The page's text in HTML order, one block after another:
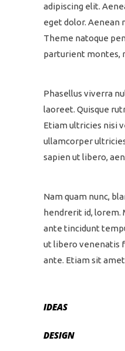
adipiscing elit.
eget dolor. Aenean
Theme natoque
parturient montes,
Phasellus viverra
laoreet. Quisque
Etiam ultricies nisi
ullamcorper
sapien ut libero,
Nam quam nunc,
hendrerit id, lorem.
ante tincidunt
ut libero venenatis
ante. Etiam sit
IDEAS
DESIGN